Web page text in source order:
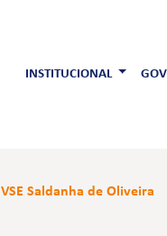
INSTITUCIONAL
VSE Saldanha de Oliveira